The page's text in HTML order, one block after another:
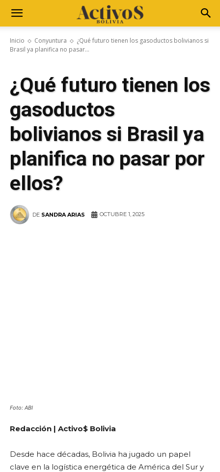
Inicio Conyuntura
¿Qué futuro tienen los gasoductos bolivianos si
Brasil ya planifica no pasar...
¿Qué futuro tienen los
gasoductos
bolivianos si Brasil ya
planifica no pasar por
ellos?
DE SANDRA ARIAS OCTUBRE 1, 2025
Foto: ABI
Redacción | Activo$ Bolivia
Desde hace décadas, Bolivia ha jugado un papel
clave en la logística energética de América del Sur y